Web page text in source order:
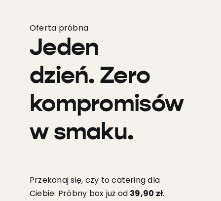
Oferta próbna
Jeden
dzień. Zero
kompromisów
w smaku.
Przekonaj się, czy to catering dla
Ciebie. Próbny box już od 39,90 zł.